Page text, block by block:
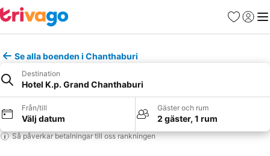
Favoriter
Logga
Se alla boenden i Chanthaburi
Destination
Hotel K.p. Grand Chanthaburi
Från/till
Välj datum
Gäster och rum
2 gäster, 1 rum
Så påverkar betalningar till oss rankningen